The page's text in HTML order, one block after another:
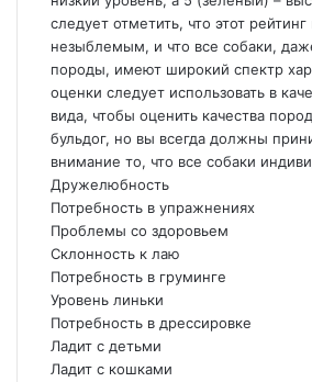
следует отметить, что этот рейтинг
незыблемым, и что все собаки,
породы, имеют широкий спектр
оценки следует использовать в
вида, чтобы оценить качества
бульдог, но вы всегда должны
внимание то, что все собаки
Дружелюбность
Потребность в упражнениях
Проблемы со здоровьем
Склонность к лаю
Потребность в груминге
Уровень линьки
Потребность в дрессировке
Ладит с детьми
Ладит с кошками